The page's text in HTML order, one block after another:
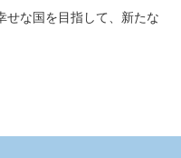
せな国を目指して、新たな